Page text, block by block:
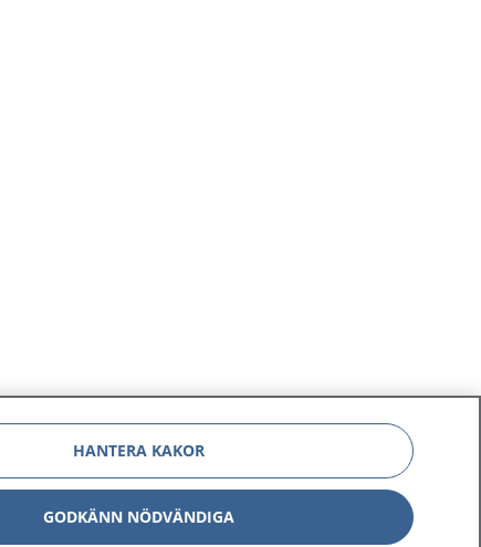
HANTERA KAKOR
GODKÄNN NÖDVÄNDIGA